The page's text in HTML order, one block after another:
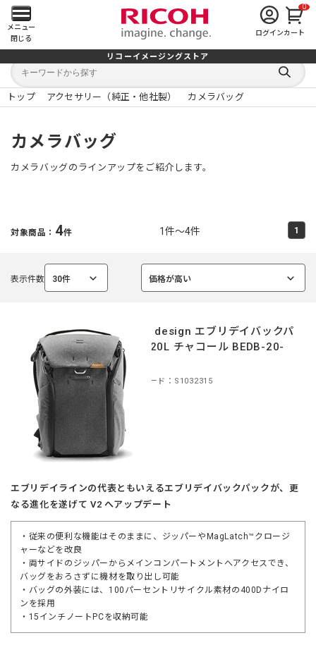
メ
イ
ン
メ
ニ
ュ
を
く
メニュー
閉じる
ログイン
0
カート
リコーイメージングストア
キ
ワ
ー
キ
検
索
る
トップ アクセサリー（純正・他社製） カメラバッグ
カメラバッグ
カメラバッグのラインアップをご紹介します。
対象商品： 4件 1件～4件 1
表示件数 30件
選
価格が高い
選
peak design エブリデイバックパ
ック 20L チャコール BEDB-20-
CH-2
商品コード：S1032315
エブリデイラインの代表ともいえるエブリデイバックパックが、更
なる進化を遂げて V2 へアップデート
・従来の便利な機能はそのままに、ジッパーやMagLatch™クロージ
ャーなどを改良
・両サイドのジッパーからメインコンパートメントへアクセスでき、
バッグをおろさずに機材を取り出し可能
・バッグの外装には、100パーセントリサイクル素材の400Dナイロ
ンを採用
・15インチノートPCを収納可能